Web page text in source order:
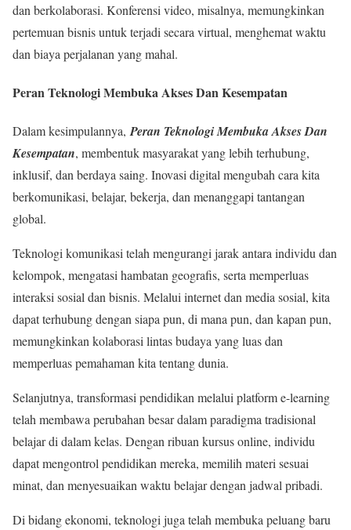
dan berkolaborasi. Konferensi video, misalnya, memungkinkan
pertemuan bisnis untuk terjadi secara virtual, menghemat waktu
dan biaya perjalanan yang mahal.
Peran Teknologi Membuka Akses Dan Kesempatan
Dalam kesimpulannya, Peran Teknologi Membuka Akses Dan
Kesempatan, membentuk masyarakat yang lebih terhubung,
inklusif, dan berdaya saing. Inovasi digital mengubah cara kita
berkomunikasi, belajar, bekerja, dan menanggapi tantangan
global.
Teknologi komunikasi telah mengurangi jarak antara individu dan
kelompok, mengatasi hambatan geografis, serta memperluas
interaksi sosial dan bisnis. Melalui internet dan media sosial, kita
dapat terhubung dengan siapa pun, di mana pun, dan kapan pun,
memungkinkan kolaborasi lintas budaya yang luas dan
memperluas pemahaman kita tentang dunia.
Selanjutnya, transformasi pendidikan melalui platform e-learning
telah membawa perubahan besar dalam paradigma tradisional
belajar di dalam kelas. Dengan ribuan kursus online, individu
dapat mengontrol pendidikan mereka, memilih materi sesuai
minat, dan menyesuaikan waktu belajar dengan jadwal pribadi.
Di bidang ekonomi, teknologi juga telah membuka peluang baru